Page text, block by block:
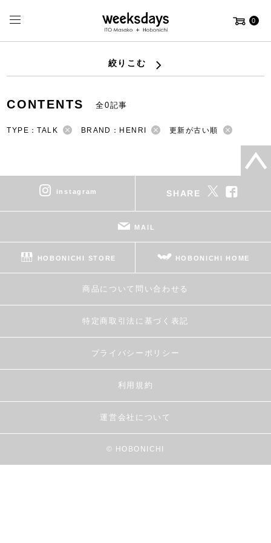
0
絞りこむ
CONTENTS 全0記事
TYPE：TALK BRAND：HENRI 更新が古い順
instagram SHARE
MAIL
HOBONICHI STORE HOBONICHI HOME
商品について問い合わせる
特定商取引法に基づく表記
プライバシーポリシー
利用規約
運営会社について
© HOBONICHI